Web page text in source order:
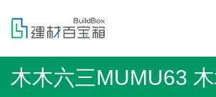
內
容木木六三MUMU63